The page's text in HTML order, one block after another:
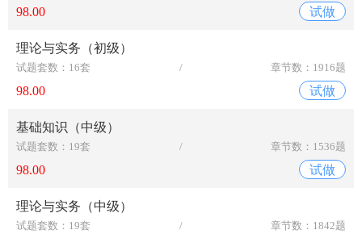
98.00 试做
理论与实务（初级）
试题套数：16套 / 章节数：1916题
98.00 试做
基础知识（中级）
试题套数：19套 / 章节数：1536题
98.00 试做
理论与实务（中级）
试题套数：19套 / 章节数：1842题